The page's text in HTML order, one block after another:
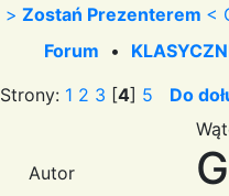
> Zostań Prezenterem <
Forum •
Strony: 1 2 3 [4] 5 Do
Autor